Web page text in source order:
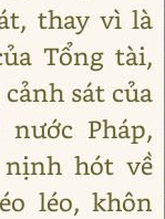
thay vì là
Tổng tài,
sát của
nước Pháp,
hót về
léo, khôn